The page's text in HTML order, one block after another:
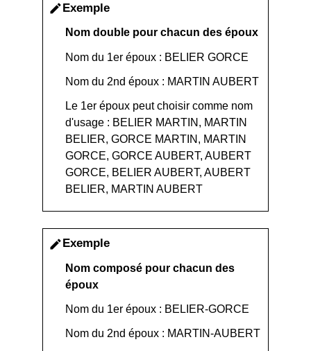
editExemple
Nom double pour chacun des époux
Nom du 1er époux : BELIER GORCE
Nom du 2nd époux : MARTIN AUBERT
Le 1er époux peut choisir comme nom
d'usage : BELIER MARTIN, MARTIN
BELIER, GORCE MARTIN, MARTIN
GORCE, GORCE AUBERT, AUBERT
GORCE, BELIER AUBERT, AUBERT
BELIER, MARTIN AUBERT
edit Exemple
Nom composé pour chacun des
époux
Nom du 1er époux : BELIER-GORCE
Nom du 2nd époux : MARTIN-AUBERT